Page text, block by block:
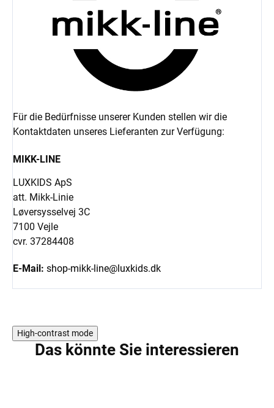
Für die Bedürfnisse unserer Kunden stellen wir die
Kontaktdaten unseres Lieferanten zur Verfügung:
MIKK-LINE
LUXKIDS ApS
att. Mikk-Linie
Løversysselvej 3C
7100 Vejle
cvr. 37284408
E-Mail: shop-mikk-line@luxkids.dk
High-contrast mode
Das könnte Sie interessieren